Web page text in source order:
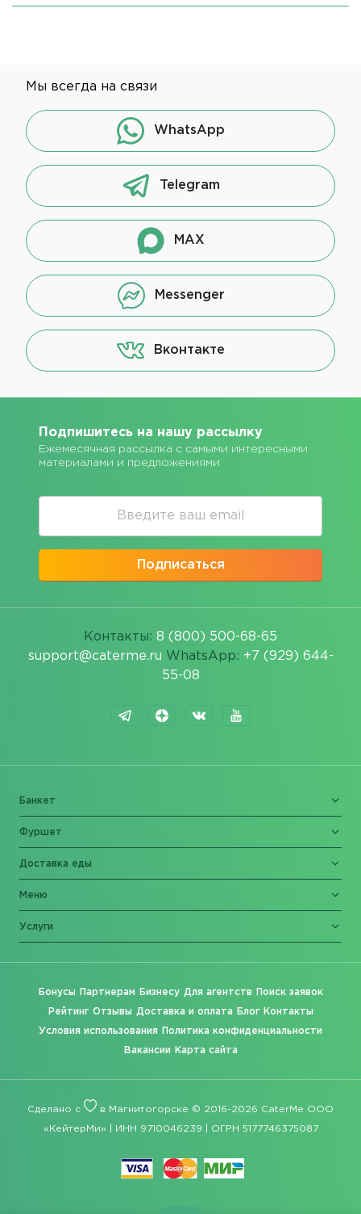
Мы всегда на связи
WhatsApp
Telegram
MAX
Messenger
Вконтакте
Подпишитесь на нашу рассылку
Ежемесячная рассылка с самыми интересными
материалами и предложениями
Подписаться
Контакты: 8 (800) 500-68-65
support@caterme.ru WhatsApp: +7 (929) 644-
55-08
Банкет
Фуршет
Доставка еды
Меню
Услуги
Бонусы Партнерам Бизнесу Для агентств Поиск заявок
Рейтинг Отзывы Доставка и оплата Блог Контакты
Условия использования Политика конфиденциальности
Вакансии Карта сайта
Сделано с в Магнитогорске © 2016-2026 CaterMe ООО
«КейтерМи» | ИНН 9710046239 | ОГРН 5177746375087